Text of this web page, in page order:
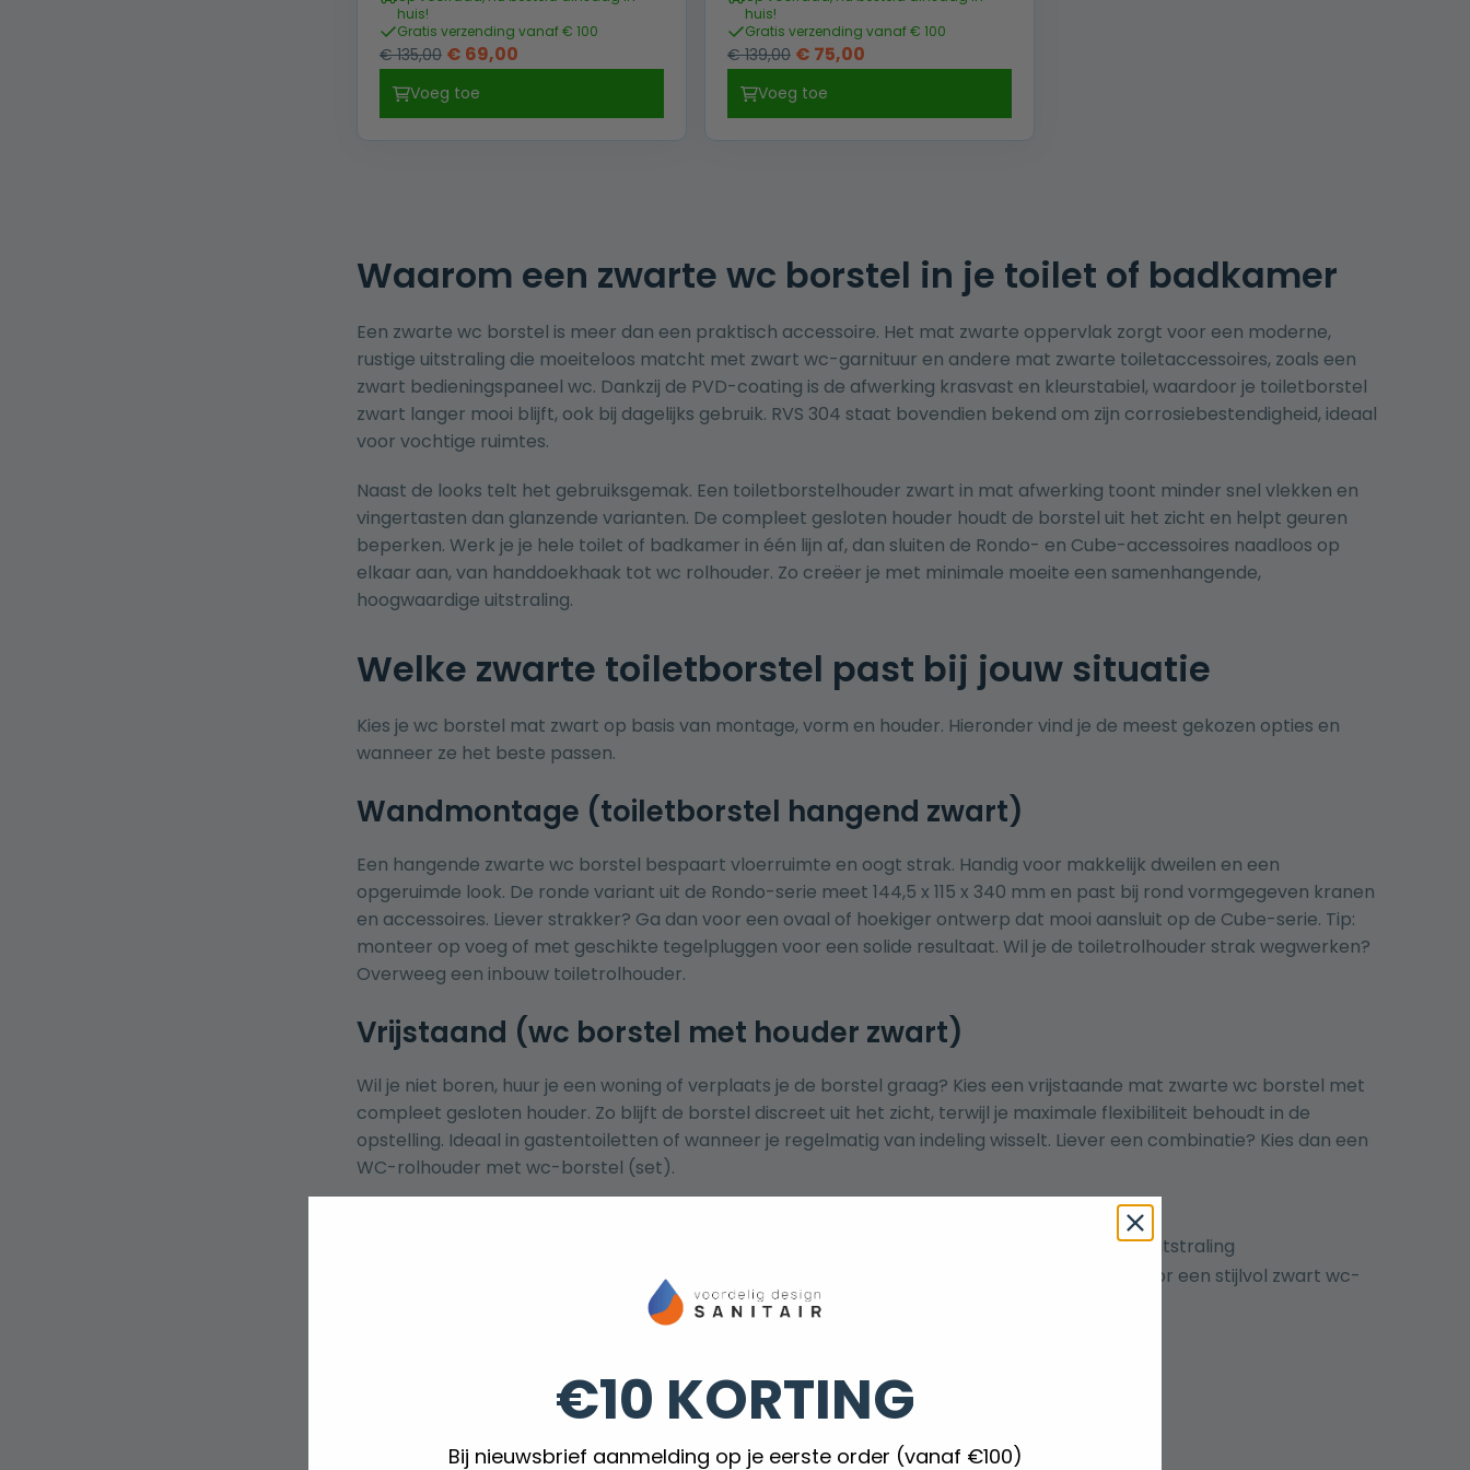
huis!
Gratis verzending vanaf € 100
€135,00 Oorspronkelijke
was:
€ 135,00.
€ 69,00Huidige
€ 69,00.
Voeg toe
huis!
Gratis verzending vanaf € 100
€139,00 Oorspronkelijke
was:
€ 139,00.
€ 75,00Huidige
€ 75,00.
Voeg toe
Waarom een zwarte wc borstel in je toilet of badkamer
Een zwarte wc borstel is meer dan een praktisch accessoire. Het mat zwarte oppervlak zorgt voor een moderne,
rustige uitstraling die moeiteloos matcht met zwart wc-garnituur en andere mat zwarte toiletaccessoires, zoals een
zwart bedieningspaneel wc. Dankzij de PVD-coating is de afwerking krasvast en kleurstabiel, waardoor je toiletborstel
zwart langer mooi blijft, ook bij dagelijks gebruik. RVS 304 staat bovendien bekend om zijn corrosiebestendigheid, ideaal
voor vochtige ruimtes.
Naast de looks telt het gebruiksgemak. Een toiletborstelhouder zwart in mat afwerking toont minder snel vlekken en
vingertasten dan glanzende varianten. De compleet gesloten houder houdt de borstel uit het zicht en helpt geuren
beperken. Werk je je hele toilet of badkamer in één lijn af, dan sluiten de Rondo- en Cube-accessoires naadloos op
elkaar aan, van handdoekhaak tot wc rolhouder. Zo creëer je met minimale moeite een samenhangende,
hoogwaardige uitstraling.
Welke zwarte toiletborstel past bij jouw situatie
Kies je wc borstel mat zwart op basis van montage, vorm en houder. Hieronder vind je de meest gekozen opties en
wanneer ze het beste passen.
Wandmontage (toiletborstel hangend zwart)
Een hangende zwarte wc borstel bespaart vloerruimte en oogt strak. Handig voor makkelijk dweilen en een
opgeruimde look. De ronde variant uit de Rondo-serie meet 144,5 x 115 x 340 mm en past bij rond vormgegeven kranen
en accessoires. Liever strakker? Ga dan voor een ovaal of hoekiger ontwerp dat mooi aansluit op de Cube-serie. Tip:
monteer op voeg of met geschikte tegelpluggen voor een solide resultaat. Wil je de toiletrolhouder strak wegwerken?
Overweeg een inbouw toiletrolhouder.
Vrijstaand (wc borstel met houder zwart)
Wil je niet boren, huur je een woning of verplaats je de borstel graag? Kies een vrijstaande mat zwarte wc borstel met
compleet gesloten houder. Zo blijft de borstel discreet uit het zicht, terwijl je maximale flexibiliteit behoudt in de
opstelling. Ideaal in gastentoiletten of wanneer je regelmatig van indeling wisselt. Liever een combinatie? Kies dan een
WC-rolhouder met wc-borstel (set).
Houder: open voor snelle pakbaarheid, compleet gesloten voor een discrete, hygiënische uitstraling
Set-aanpak: combineer met bijpassende accessoires, zoals een
, voor een stijlvol zwart wc-
Onderhoud en hygiëne
€10 KORTING
Bij nieuwsbrief aanmelding op je eerste order (vanaf €100)